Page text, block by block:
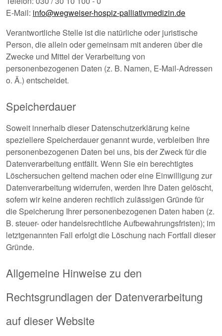
E-Mail: info@wegweiser-hospiz-palliativmedizin.de
Verantwortliche Stelle ist die natürliche oder juristische
Person, die allein oder gemeinsam mit anderen über die
Zwecke und Mittel der Verarbeitung von
personenbezogenen Daten (z. B. Namen, E-Mail-Adressen
o. Ä.) entscheidet.
Speicherdauer
Soweit innerhalb dieser Datenschutzerklärung keine
speziellere Speicherdauer genannt wurde, verbleiben Ihre
personenbezogenen Daten bei uns, bis der Zweck für die
Datenverarbeitung entfällt. Wenn Sie ein berechtigtes
Löschersuchen geltend machen oder eine Einwilligung zur
Datenverarbeitung widerrufen, werden Ihre Daten gelöscht,
sofern wir keine anderen rechtlich zulässigen Gründe für
die Speicherung Ihrer personenbezogenen Daten haben (z.
B. steuer- oder handelsrechtliche Aufbewahrungsfristen); im
letztgenannten Fall erfolgt die Löschung nach Fortfall dieser
Gründe.
Allgemeine Hinweise zu den
Rechtsgrundlagen der Datenverarbeitung
auf dieser Website